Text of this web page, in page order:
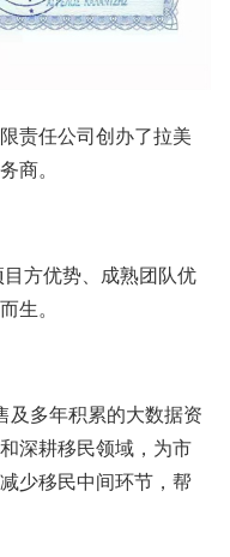
责任公司创办了拉美
商。
方优势、成熟团队优
生。
及多年积累的大数据资
深耕移民领域，为市
少移民中间环节，帮